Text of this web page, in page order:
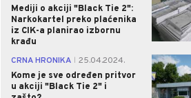
Mediji o akciji "Black Tie 2":
Narkokartel preko plaćenika
iz CIK-a planirao izbornu
krađu
CRNA HRONIKA
25.04.2024.
Kome je sve određen pritvor
u akciji "Black Tie 2" i